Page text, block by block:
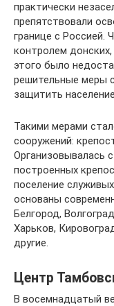
практически
препятствовали
границе с Россией.
контролем донских,
этого было
решительные меры
защитить
Такими мерами
сооружений:
Организовывалась
построенных
поселение
основаны
Белгород,
Харьков,
другие.
Центр
В восемнадцатый